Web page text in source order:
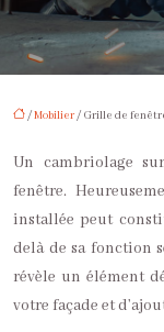
/Mobilier/ Grille de
Un cambriolage
fenêtre.
installée peut
delà de sa fonction
révèle un élément
votre façade et